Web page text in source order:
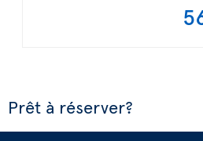
Prêt à réserver?